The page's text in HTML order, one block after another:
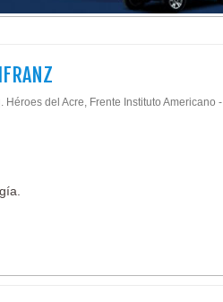
Héroes del Acre, Frente Instituto Americano -